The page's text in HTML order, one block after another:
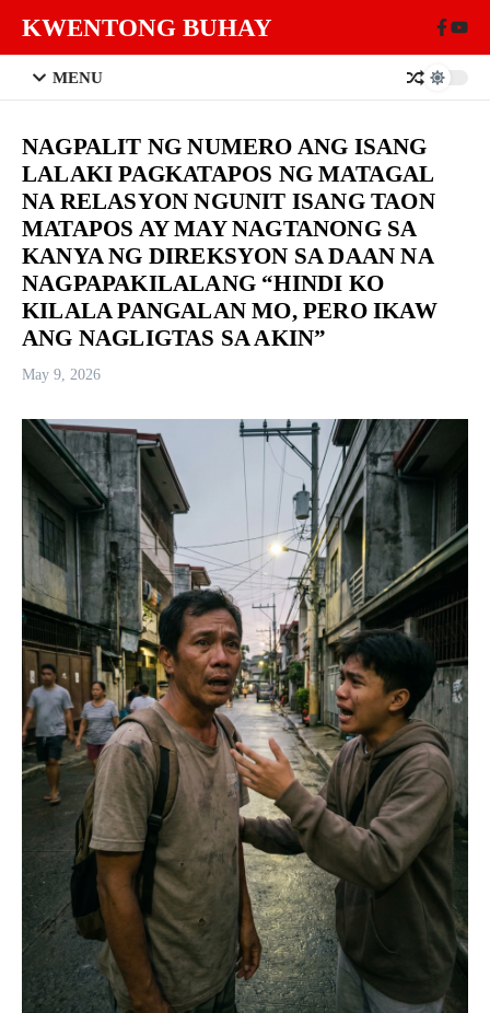
KWENTONG BUHAY
MENU
NAGPALIT NG NUMERO ANG ISANG
LALAKI PAGKATAPOS NG MATAGAL
NA RELASYON NGUNIT ISANG TAON
MATAPOS AY MAY NAGTANONG SA
KANYA NG DIREKSYON SA DAAN NA
NAGPAPAKILALANG “HINDI KO
KILALA PANGALAN MO, PERO IKAW
ANG NAGLIGTAS SA AKIN”
May 9, 2026